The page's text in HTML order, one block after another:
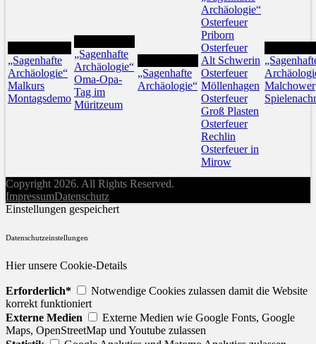
„Sagenhafte
Archäologie“
Malkurs
Montagsdemo
„Sagenhafte
Archäologie“
Oma-Opa-
Tag im
Müritzeum
„Sagenhafte
Archäologie“
Archäologie“
Osterfeuer
Priborn
Osterfeuer
Alt Schwerin
Osterfeuer
Möllenhagen
Osterfeuer
Groß Plasten
Osterfeuer
Rechlin
Osterfeuer in
Mirow
Malchower
Copyright 2026. All Rights Reserved.
ImpressumDatenschutz
Einstellungen gespeichert
Datenschutzeinstellungen
Hier unsere Cookie-Details
Erforderlich*
Notwendige Cookies zulassen damit die Website
korrekt funktioniert
Externe Medien
Externe Medien wie Google Fonts, Google
Maps, OpenStreetMap und Youtube zulassen